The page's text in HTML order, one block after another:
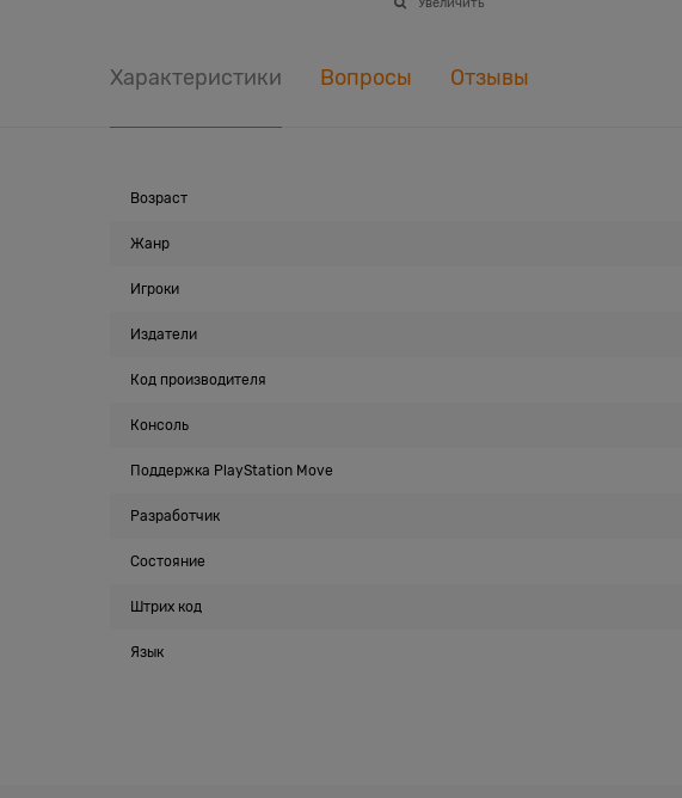
Характеристики Вопросы Отзывы
Возраст
Жанр
Игроки
Издатели
Код производителя
Консоль
Поддержка PlayStation Move
Разработчик
Состояние
Штрих код
Язык